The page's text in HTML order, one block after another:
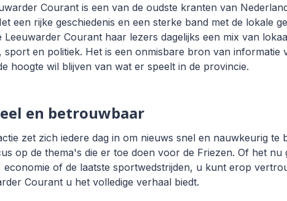
Courant is een van de oudste kranten van
een rijke geschiedenis en een sterke band met de lokale
Leeuwarder Courant haar lezers dagelijks een mix van
sport en politiek. Het is een onmisbare bron van informatie
hoogte wil blijven van wat er speelt in de provincie.
en betrouwbaar
zet zich iedere dag in om nieuws snel en nauwkeurig te
op de thema's die er toe doen voor de Friezen. Of het nu
economie of de laatste sportwedstrijden, u kunt erop
Courant u het volledige verhaal biedt.